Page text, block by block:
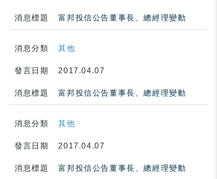
消息標題 富邦投信公告董事長、總經理變動
消息分類 其他
發言日期 2017.04.07
消息標題 富邦投信公告董事長、總經理變動
消息分類 其他
發言日期 2017.04.07
消息標題 富邦投信公告董事長、總經理變動